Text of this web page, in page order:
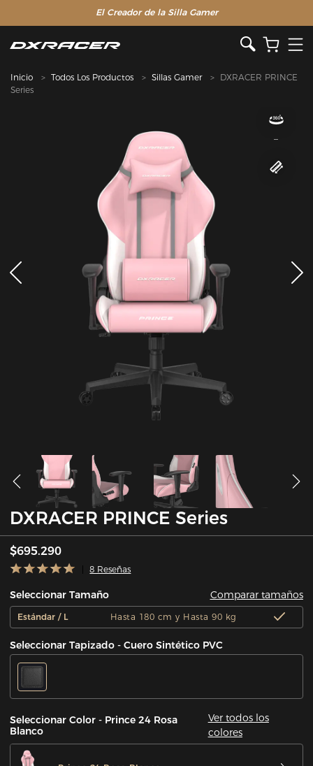
El Creador de la Silla Gamer
Inicio Todos Los Productos Sillas Gamer
DXRACER PRINCE
Series
DXRACER PRINCE Series
$695.290
8 Reseñas
Seleccionar Tamaño Comparar tamaños
Estándar / L Hasta 180 cm y Hasta 90 kg
Seleccionar Tapizado - Cuero Sintético PVC
Seleccionar Color - Prince 24 Rosa
Blanco
Ver todos los
colores